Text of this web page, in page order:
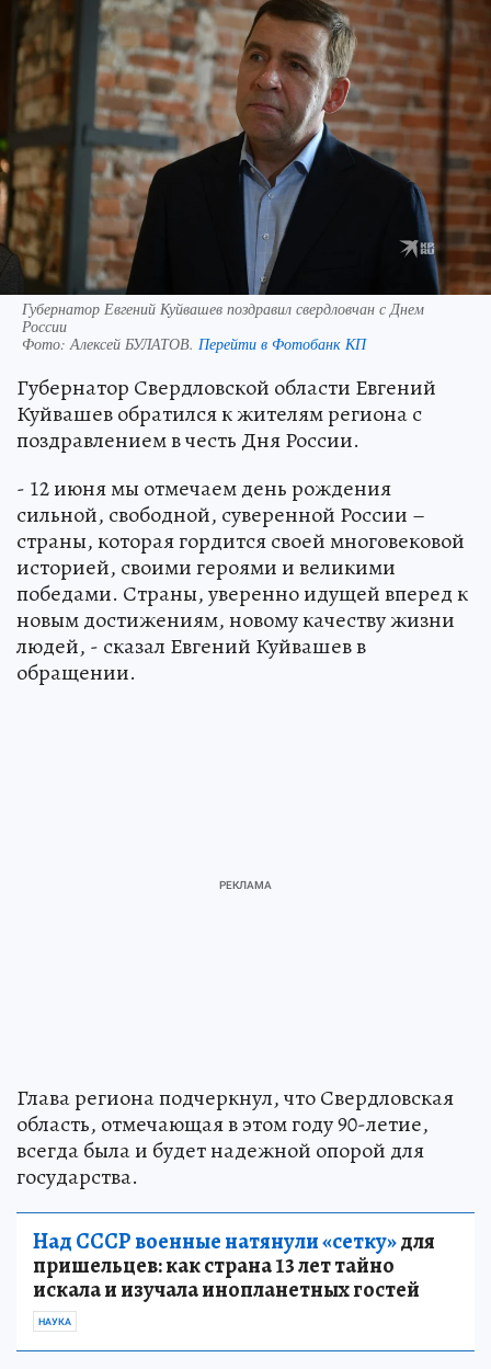
Губернатор Евгений Куйвашев поздравил свердловчан с Днем
России
Фото:Алексей БУЛАТОВ. Перейти в Фотобанк КП
Губернатор Свердловской области Евгений
Куйвашев обратился к жителям региона с
поздравлением в честь Дня России.
- 12 июня мы отмечаем день рождения
сильной, свободной, суверенной России –
страны, которая гордится своей многовековой
историей, своими героями и великими
победами. Страны, уверенно идущей вперед к
новым достижениям, новому качеству жизни
людей, - сказал Евгений Куйвашев в
обращении.
Глава региона подчеркнул, что Свердловская
область, отмечающая в этом году 90-летие,
всегда была и будет надежной опорой для
государства.
Над СССР военные натянули «сетку»для
пришельцев: как страна 13 лет тайно
искала и изучала инопланетных гостей
НАУКА